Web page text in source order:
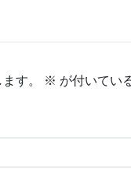
す。 ※ が付いてい